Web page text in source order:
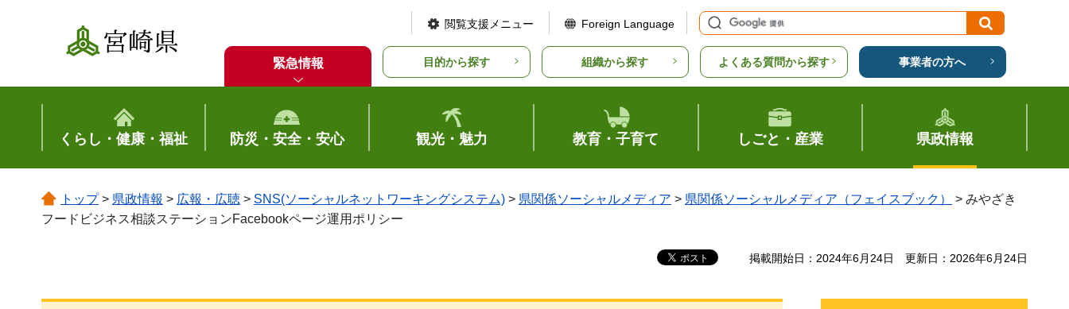
宮崎県
閲覧支援メニュー Foreign Language
緊急情報 目的から探す 組織から探す よくある質問から探す 事業者の方へ
くらし・健康・福祉 防災・安全・安心 観光・魅力 教育・子育て しごと・産業 県政情報
トップ> 県政情報 > 広報・広聴 > SNS(ソーシャルネットワーキングシステム) > 県関係ソーシャルメディア > 県関係ソーシャルメディア（フェイスブック）
> みやざき
フードビジネス相談ステーションFacebookページ運用ポリシー
掲載開始日：2024年6月24日 更新日：2026年6月24日